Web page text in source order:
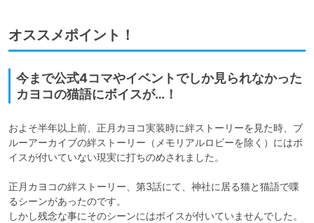
オススメポイント！
今まで公式4コマやイベントでしか見られなかった
カヨコの猫語にボイスが…！
およそ半年以上前、正月カヨコ実装時に絆ストーリーを見た時、ブ
ルーアーカイブの絆ストーリー（メモリアルロビーを除く）にはボ
イスが付いていない現実に打ちのめされました。
正月カヨコの絆ストーリー、第3話にて、神社に居る猫と猫語で喋
るシーンがあったのです。
しかし残念な事にそのシーンにはボイスが付いていませんでした。